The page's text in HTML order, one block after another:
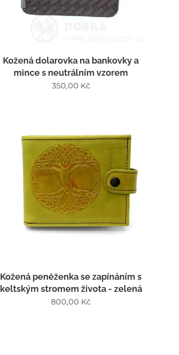
Kožená dolarovka na bankovky a
mince s neutrálním vzorem
350,00 Kč
Kožená peněženka se zapínáním s
keltským stromem života - zelená
800,00 Kč